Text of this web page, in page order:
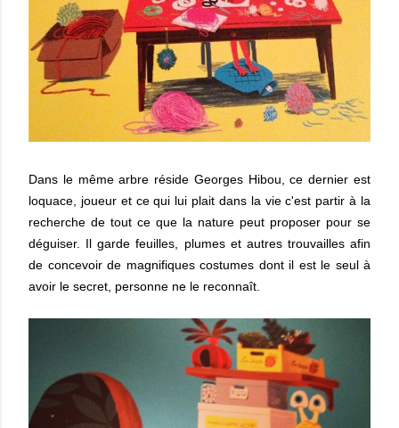
Dans le même arbre réside Georges Hibou, ce dernier est
loquace, joueur et ce qui lui plait dans la vie c'est partir à la
recherche de tout ce que la nature peut proposer pour se
déguiser. Il garde feuilles, plumes et autres trouvailles afin
de concevoir de magnifiques costumes dont il est le seul à
avoir le secret, personne ne le reconnaît.